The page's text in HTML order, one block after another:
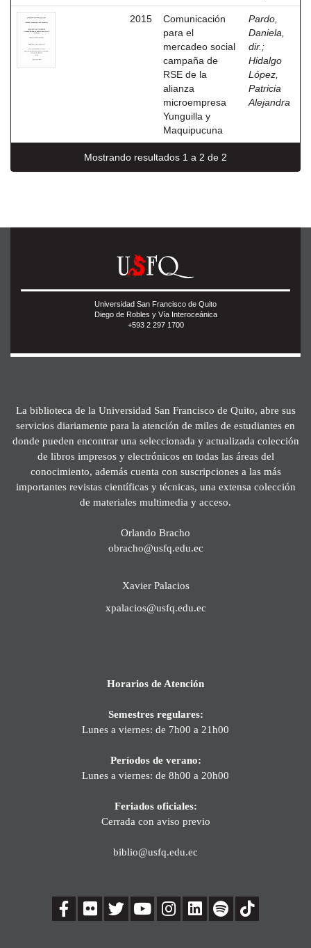
2015
Comunicación
para el
mercadeo social
campaña de
RSE de la
alianza
microempresa
Yunguilla y
Maquipucuna
Pardo,
Daniela,
dir. ;
Hidalgo
López,
Patricia
Alejandra
Mostrando resultados 1 a 2 de 2
Universidad San Francisco de Quito
Diego de Robles y Vía Interoceánica
+593 2 297 1700
La biblioteca de la Universidad San Francisco de Quito, abre sus
servicios diariamente para la atención de miles de estudiantes en
donde pueden encontrar una seleccionada y actualizada colección
de libros impresos y electrónicos en todas las áreas del
conocimiento, además cuenta con suscripciones a las más
importantes revistas científicas y técnicas, una extensa colección
de materiales multimedia y acceso.
Orlando Bracho
obracho@usfq.edu.ec
Xavier Palacios
xpalacios@usfq.edu.ec
Horarios de Atención
Semestres regulares:
Lunes a viernes: de 7h00 a 21h00
Períodos de verano:
Lunes a viernes: de 8h00 a 20h00
Feriados oficiales:
Cerrada con aviso previo
biblio@usfq.edu.ec